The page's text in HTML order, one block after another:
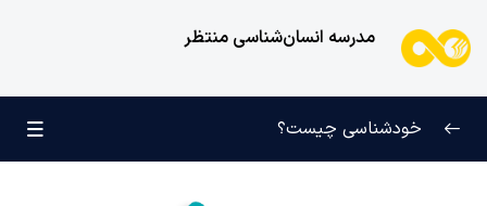
مدرسه انسان‌شناسی منتظر
خودشناسی چیست؟